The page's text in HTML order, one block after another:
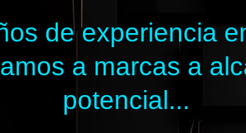
de experiencia
a marcas a
potencial...